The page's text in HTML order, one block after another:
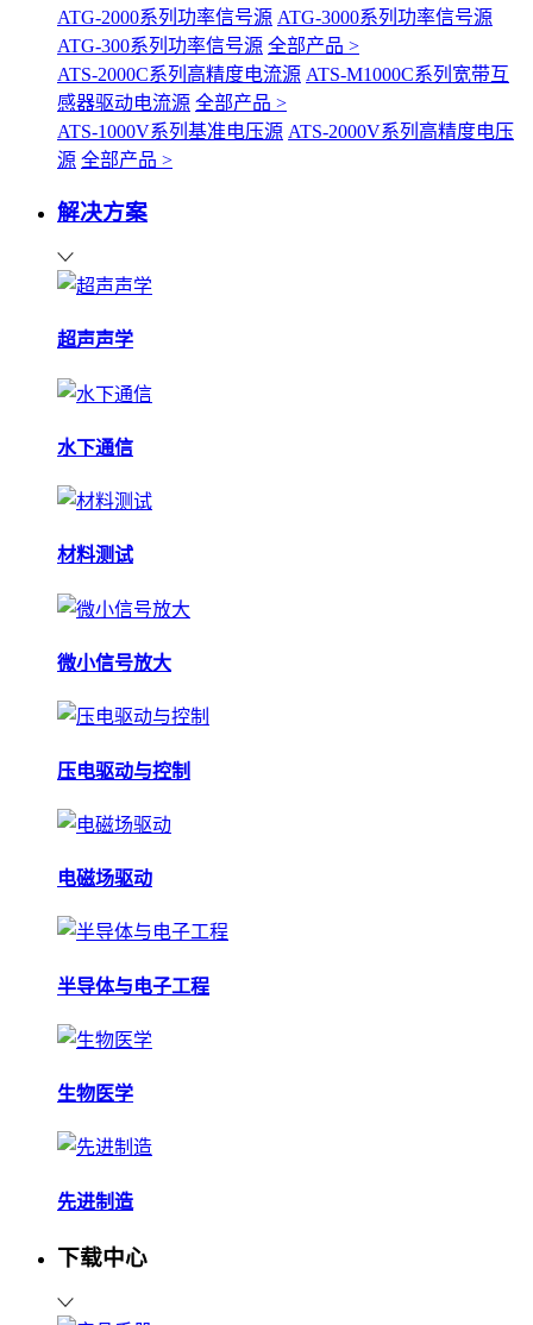
ATG-2000系列功率信号源 ATG-3000系列功率信号源
ATG-300系列功率信号源 全部产品 >
ATS-2000C系列高精度电流源 ATS-M1000C系列宽带互
感器驱动电流源 全部产品 >
ATS-1000V系列基准电压源 ATS-2000V系列高精度电压
源 全部产品 >
解决方案
超声声学
水下通信
材料测试
微小信号放大
压电驱动与控制
电磁场驱动
半导体与电子工程
生物医学
先进制造
下载中心